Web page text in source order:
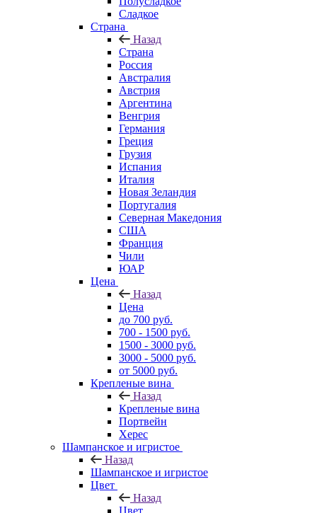
Сладкое
Страна
Назад
Страна
Россия
Австралия
Австрия
Аргентина
Венгрия
Германия
Греция
Грузия
Испания
Италия
Новая Зеландия
Португалия
Северная Македония
США
Франция
Чили
ЮАР
Цена
Назад
Цена
до 700 руб.
700 - 1500 руб.
1500 - 3000 руб.
3000 - 5000 руб.
от 5000 руб.
Крепленые вина
Назад
Крепленые вина
Портвейн
Херес
Шампанское и игристое
Назад
Шампанское и игристое
Цвет
Назад
Цвет